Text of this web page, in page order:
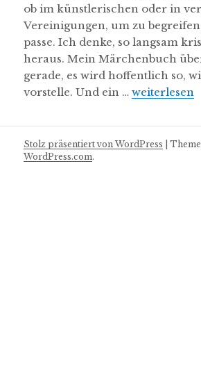
ob im künstlerischen oder in
Vereinigungen, um zu
passe. Ich denke, so langsam
heraus. Mein Märchenbuch
gerade, es wird hoffentlich so,
vorstelle. Und ein …Es gibt Neues
weiterlesen
Stolz präsentiert von WordPress |
WordPress.com.